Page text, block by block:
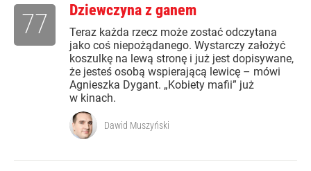
Dziewczyna z ganem
Teraz każda rzecz może zostać odczytana
jako coś niepożądanego. Wystarczy założyć
koszulkę na lewą stronę i już jest dopisywane,
że jesteś osobą wspierającą lewicę – mówi
Agnieszka Dygant. „Kobiety mafii” już
w kinach.
77
Dawid Muszyński